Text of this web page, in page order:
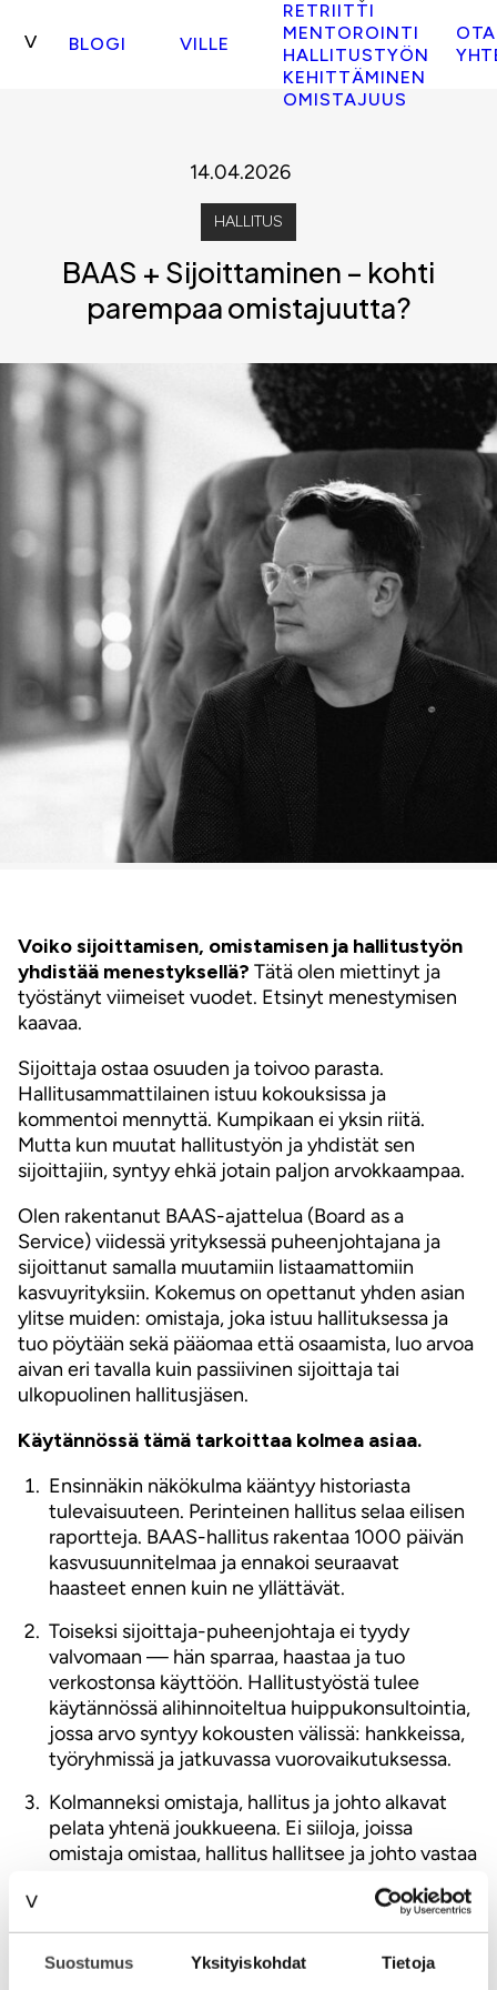
Suostumus Yksityiskohdat Tietoja
BLOGI VILLE
RETRIITTI
MENTOROINTI
HALLITUSTYÖN
KEHITTÄMINEN
OMISTAJUUS
OTA
14.04.2026
HALLITUS
BAAS + Sijoittaminen – kohti
parempaa omistajuutta?
Voiko sijoittamisen, omistamisen ja hallitustyön
yhdistää menestyksellä? Tätä olen miettinyt ja
työstänyt viimeiset vuodet. Etsinyt menestymisen
kaavaa.
Sijoittaja ostaa osuuden ja toivoo parasta.
Hallitusammattilainen istuu kokouksissa ja
kommentoi mennyttä. Kumpikaan ei yksin riitä.
Mutta kun muutat hallitustyön ja yhdistät sen
sijoittajiin, syntyy ehkä jotain paljon arvokkaampaa.
Olen rakentanut BAAS-ajattelua (Board as a
Service) viidessä yrityksessä puheenjohtajana ja
sijoittanut samalla muutamiin listaamattomiin
kasvuyrityksiin. Kokemus on opettanut yhden asian
ylitse muiden: omistaja, joka istuu hallituksessa ja
tuo pöytään sekä pääomaa että osaamista, luo arvoa
aivan eri tavalla kuin passiivinen sijoittaja tai
ulkopuolinen hallitusjäsen.
Käytännössä tämä tarkoittaa kolmea asiaa.
Ensinnäkin näkökulma kääntyy historiasta
tulevaisuuteen. Perinteinen hallitus selaa eilisen
raportteja. BAAS-hallitus rakentaa 1000 päivän
kasvusuunnitelmaa ja ennakoi seuraavat
haasteet ennen kuin ne yllättävät.
Toiseksi sijoittaja-puheenjohtaja ei tyydy
valvomaan — hän sparraa, haastaa ja tuo
verkostonsa käyttöön. Hallitustyöstä tulee
käytännössä alihinnoiteltua huippukonsultointia,
jossa arvo syntyy kokousten välissä: hankkeissa,
työryhmissä ja jatkuvassa vuorovaikutuksessa.
Kolmanneksi omistaja, hallitus ja johto alkavat
pelata yhtenä joukkueena. Ei siiloja, joissa
omistaja omistaa, hallitus hallitsee ja johto vastaa
Systeeminen johtaminen tarkoittaa, että kaikki
pelaavat samaan maaliin.